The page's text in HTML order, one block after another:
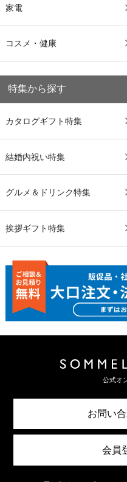
家電
コスメ・健康
特集から探す
カタログギフト特集
結婚内祝い特集
グルメ＆ドリンク特集
挨拶ギフト特集
公式オ
お問い
会員